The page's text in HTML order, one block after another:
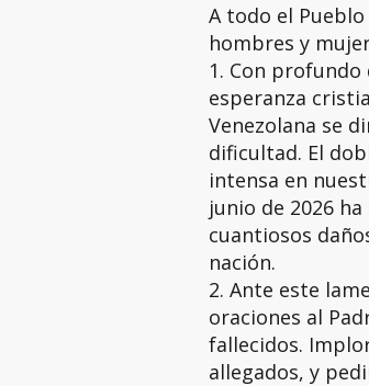
A todo el
hombres y
1. Con
esperanza
Venezolana se
dificultad. El
intensa en
junio de 2026
cuantiosos
nación.
2. Ante este
oraciones al
fallecidos.
allegados, y